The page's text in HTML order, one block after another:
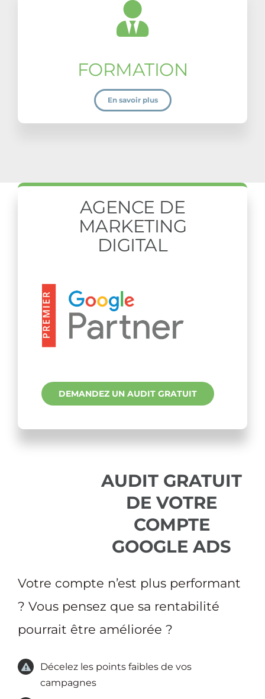
FORMATION
En savoir plus
AGENCE DE
MARKETING
DIGITAL
DEMANDEZ UN AUDIT GRATUIT
AUDIT GRATUIT
DE VOTRE
COMPTE
GOOGLE ADS
Votre compte n’est plus performant
? Vous pensez que sa rentabilité
pourrait être améliorée ?
Décelez les points faibles de vos
campagnes